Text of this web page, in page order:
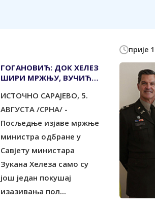
ГОГАНОВИЋ: ДОК ХЕЛЕЗ
ШИРИ МРЖЊУ, ВУЧИЋА
СРПСКОГ НАРОДА
ИСТОЧНО САРАЈЕВО, 5.
АВГУСТА /СРНА/ -
Посљедње изјаве мржње
министра одбране у
Савјету министара
Зукана Хелеза само су
још један покушај
изазивања пол...
прије